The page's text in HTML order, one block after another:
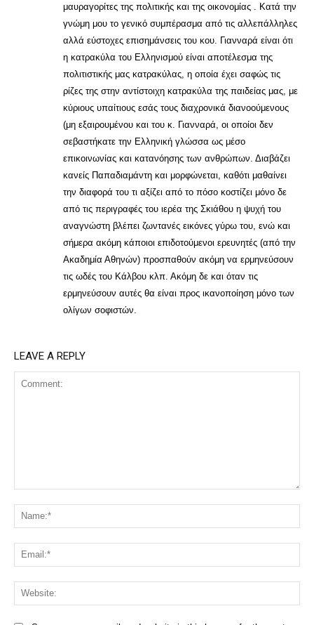
μαυραγορίτες της πολιτικής και της οικονομίας . Κατά την
γνώμη μου το γενικό συμπέρασμα από τις αλλεπάλληλες
αλλά εύστοχες επισημάνσεις του κου. Γιανναρά είναι ότι
η κατρακύλα του Ελληνισμού είναι αποτέλεσμα της
πολιτιστικής μας κατρακύλας, η οποία έχει σαφώς τις
ρίζες της στην αντίστοιχη κατρακύλα της παιδείας μας, με
κύριους υπαίτιους εσάς τους διαχρονικά διανοούμενους
(μη εξαιρουμένου και του κ. Γιανναρά, οι οποίοι δεν
σεβαστήκατε την Ελληνική γλώσσα ως μέσο
επικοινωνίας και κατανόησης των ανθρώπων. Διαβάζει
κανείς Παπαδιαμάντη και μορφώνεται, καθότι μαθαίνει
την διαφορά του τι αξίζει από το πόσο κοστίζει μόνο δε
από τις περιγραφές του ιερέα της Σκιάθου η ψυχή του
αναγνώστη βλέπει ζωντανές εικόνες γύρω του, ενώ και
σήμερα ακόμη κάποιοι επιδοτούμενοι ερευνητές (από την
Ακαδημία Αθηνών) προσπαθούν ακόμη να ερμηνεύσουν
τις ωδές του Κάλβου κλπ. Ακόμη δε και όταν τις
ερμηνεύσουν αυτές θα είναι προς ικανοποίηση μόνο των
ολίγων σοφιστών.
LEAVE A REPLY